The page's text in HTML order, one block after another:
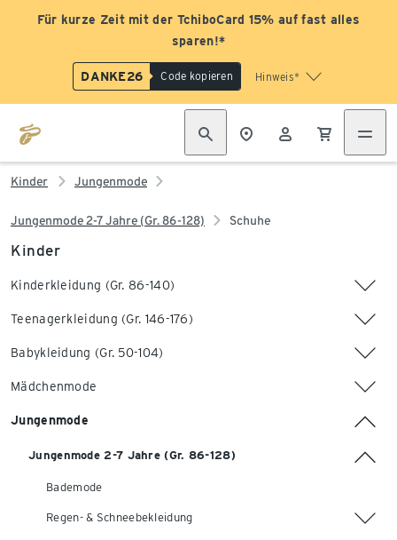
Für kurze Zeit mit der TchiboCard 15% auf fast alles
sparen!*
DANKE26 Code kopieren Hinweis*
Kinder Jungenmode
Jungenmode 2-7 Jahre (Gr. 86-128) Schuhe
Kinder
Kinderkleidung (Gr. 86-140)
Teenagerkleidung (Gr. 146-176)
Babykleidung (Gr. 50-104)
Mädchenmode
Jungenmode
Jungenmode 2-7 Jahre (Gr. 86-128)
Bademode
Regen- & Schneebekleidung